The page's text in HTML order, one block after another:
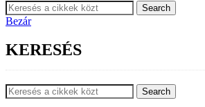
Search
Bezár
KERESÉS
Search